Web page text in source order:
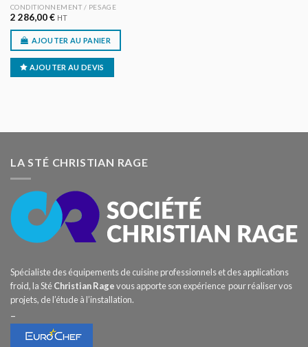
CONDITIONNEMENT / PESAGE
2 286,00€ HT
AJOUTER AU PANIER
AJOUTER AU DEVIS
LA STÉ CHRISTIAN RAGE
Spécialiste des équipements de cuisine professionnels et des applications
froid, la StéChristian Ragevous apporte son expérience pour réaliser vos
projets, de l’étude à l’installation.
–